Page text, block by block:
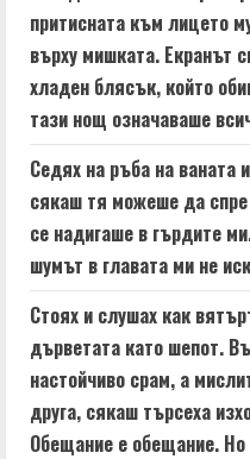
притисната към лицето
върху мишката. Екранът
хладен блясък, който
тази нощ означаваше
Седях на ръба на ваната
сякаш тя можеше да спре
се надигаше в гърдите
шумът в главата ми не
Стоях и слушах как
дърветата като шепот.
настойчиво срам, а
друга, сякаш търсеха
Обещание е обещание. Но